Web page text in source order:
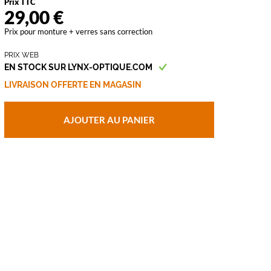
29,00 €
Prix pour monture + verres sans correction
PRIX WEB
EN STOCK SUR LYNX-OPTIQUE.COM
LIVRAISON OFFERTE EN MAGASIN
AJOUTER AU PANIER